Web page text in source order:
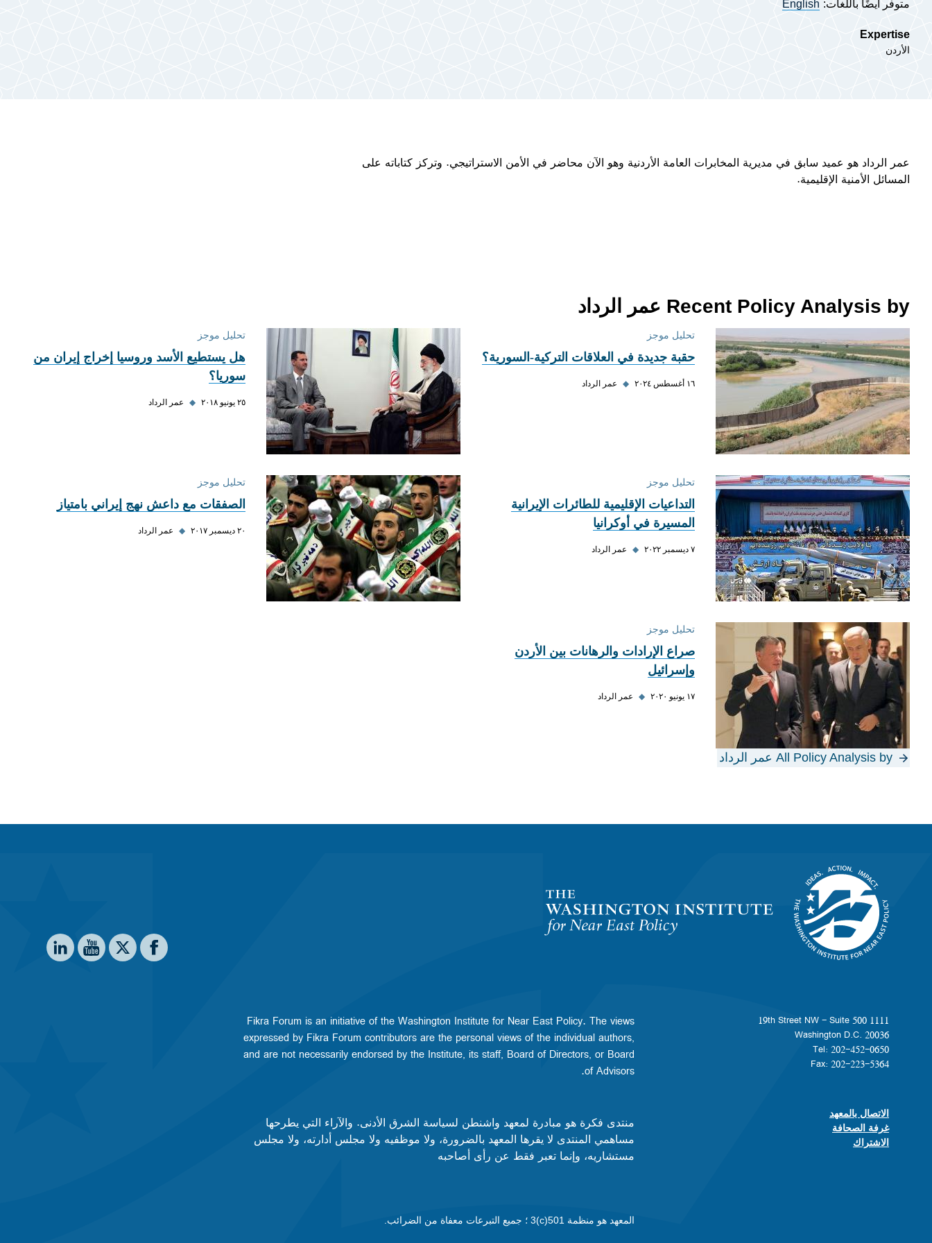
متوفر أيضًا باللغات: English
Expertise
الأردن
عمر الرداد هو عميد سابق في مديرية المخابرات العامة الأردنية وهو الآن محاضر في الأمن الاستراتيجي. وتركز كتاباته على
المسائل الأمنية الإقليمية.
Recent Policy Analysis by عمر الرداد
تحليل موجز
حقبة جديدة في العلاقات التركية-السورية؟
١٦ أغسطس ٢٠٢٤ ◆ عمر الرداد
تحليل موجز
التداعيات الإقليمية للطائرات الإيرانية
المسيرة في أوكرانيا
٧ ديسمبر ٢٠٢٢ ◆ عمر الرداد
تحليل موجز
صراع الإرادات والرهانات بين الأردن
وإسرائيل
١٧ يونيو ٢٠٢٠ ◆ عمر الرداد
تحليل موجز
هل يستطيع الأسد وروسيا إخراج إيران من
سوريا؟
٢٥ يونيو ٢٠١٨ ◆ عمر الرداد
تحليل موجز
الصفقات مع داعش نهج إيراني بامتياز
٢٠ ديسمبر ٢٠١٧ ◆ عمر الرداد
All Policy Analysis by عمر الرداد
Homepage
1111 19th Street NW - Suite 500
Washington D.C. 20036
Tel: 202-452-0650
Fax: 202-223-5364
Footer contact links
الاتصال بالمعهد
غرفة الصحافة
الاشتراك
Fikra Forum is an initiative of the Washington Institute for Near East Policy. The views
expressed by Fikra Forum contributors are the personal views of the individual authors,
and are not necessarily endorsed by the Institute, its staff, Board of Directors, or Board
of Advisors.​​
منتدى فكرة هو مبادرة لمعهد واشنطن لسياسة الشرق الأدنى. والآراء التي يطرحها
مساهمي المنتدى لا يقرها المعهد بالضرورة، ولا موظفيه ولا مجلس أدارته، ولا مجلس
مستشاريه، وإنما تعبر فقط عن رأى أصاحبه
المعهد هو منظمة 501(c)3 ؛ جميع التبرعات معفاة من الضرائب.
Social media
Institute on Facebook
Institute on X
on YouTube
on LinkedIn